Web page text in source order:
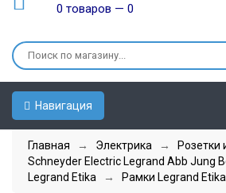
0 товаров — 0
Навигация
Главная → Электрика →
Розетки
Schneyder Electric Legrand Abb Jung
Legrand Etika
→ Рамки Legrand